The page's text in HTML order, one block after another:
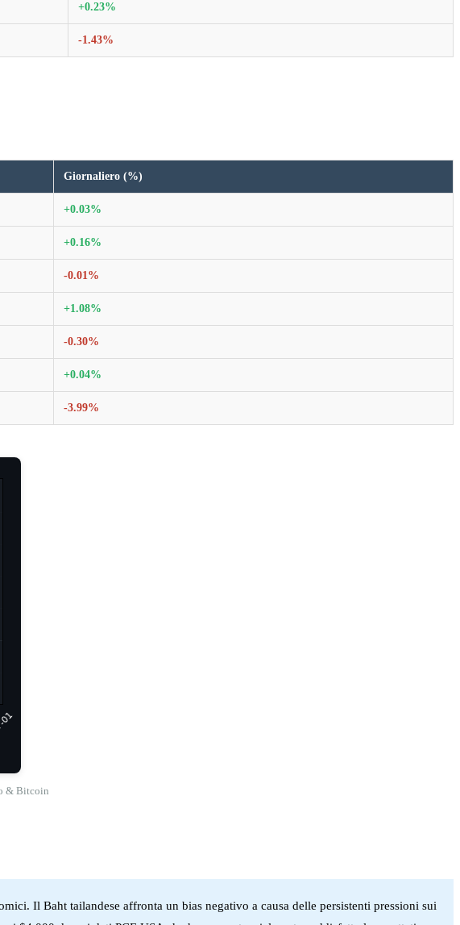
+0.23%
-1.43%
Giornaliero (%)
+0.03%
+0.16%
-0.01%
+1.08%
-0.30%
+0.04%
-3.99%
& Bitcoin
Il Baht tailandese affronta un bias negativo a causa delle persistenti pressioni sui